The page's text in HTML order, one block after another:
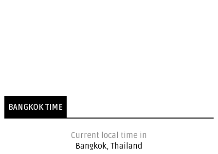
BANGKOK TIME
Current local time in
Bangkok, Thailand